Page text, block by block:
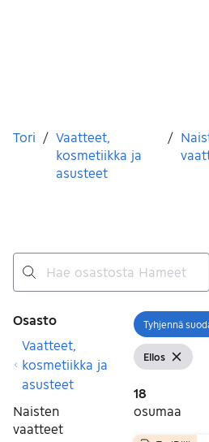
Olet tässä
Tori / Vaatteet,
kosmetiikka ja
asusteet
/
Suodattimet
Osasto
Vaatteet,
kosmetiikka ja
asusteet
Naisten
vaatteet
Avaa suodatin
Tyhjennä
Näytä
Ellos
18
osumaa